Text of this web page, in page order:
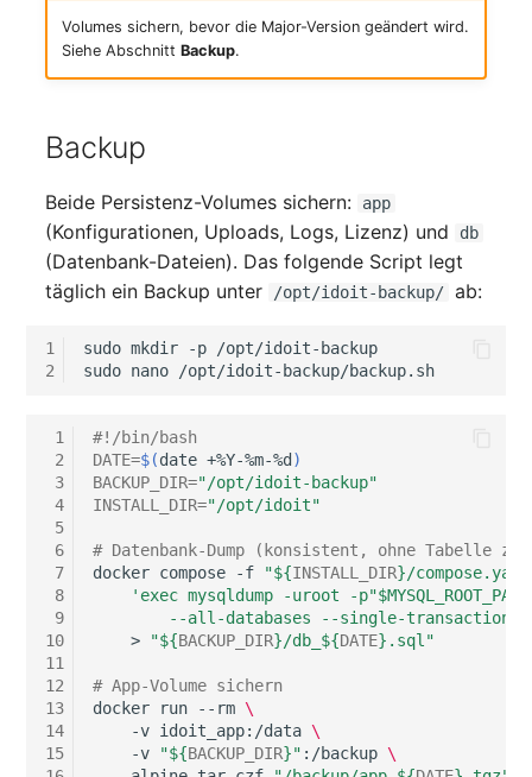
Volumes sichern, bevor die Major-Version geändert wird.
Siehe Abschnitt Backup.
Backup
Beide Persistenz-Volumes sichern: app
(Konfigurationen, Uploads, Logs, Lizenz) und db
(Datenbank-Dateien). Das folgende Script legt
täglich ein Backup unter
/opt/idoit-backup/ ab:
1
2
sudo mkdir -p /opt/idoit-backup
sudo nano
1
2
3
4
5
6
7
8
9
10
11
12
13
14
15
#!/bin/bash
DATE=$(date +%Y-%m-%d )
BACKUP_DIR="/opt/idoit-backup"
INSTALL_DIR="/opt/idoit"
# Datenbank-Dump (konsistent, ohne Tabelle zu
docker compose -f "${INSTALL_DIR}/
'exec mysqldump -uroot -
--all-databases --single-transaction
>
"${BACKUP_DIR}/db_ ${DATE} .sql"
# App-Volume sichern
docker
run --rm \
-v idoit_app:/data \
-v
"${BACKUP_DIR}" :/backup \